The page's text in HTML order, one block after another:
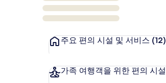
주요 편의 시설 및 서비스 (12)
가족 여행객을 위한 편의 시설